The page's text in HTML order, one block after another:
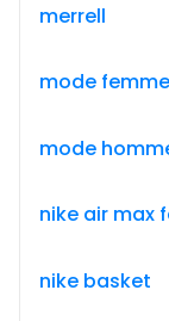
merrell
mode femme
mode
nike air max
nike basket